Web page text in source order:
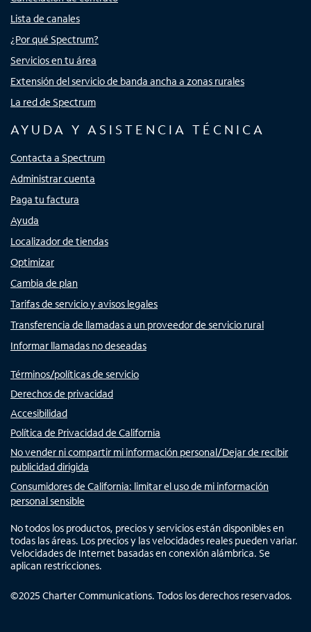
Lista de canales
¿Por qué Spectrum?
Servicios en tu área
Extensión del servicio de banda ancha a zonas rurales
La red de Spectrum
AYUDA Y ASISTENCIA TÉCNICA
Contacta a Spectrum
Administrar cuenta
Paga tu factura
Ayuda
Localizador de tiendas
Optimizar
Cambia de plan
Tarifas de servicio y avisos legales
Transferencia de llamadas a un proveedor de servicio rural
Informar llamadas no deseadas
Términos/políticas de servicio
Derechos de privacidad
Accesibilidad
Política de Privacidad de California
No vender ni compartir mi información personal/Dejar de recibir
publicidad dirigida
Consumidores de California: limitar el uso de mi información
personal sensible
No todos los productos, precios y servicios están disponibles en
todas las áreas. Los precios y las velocidades reales pueden variar.
Velocidades de Internet basadas en conexión alámbrica. Se
aplican restricciones.
©2025 Charter Communications. Todos los derechos reservados.